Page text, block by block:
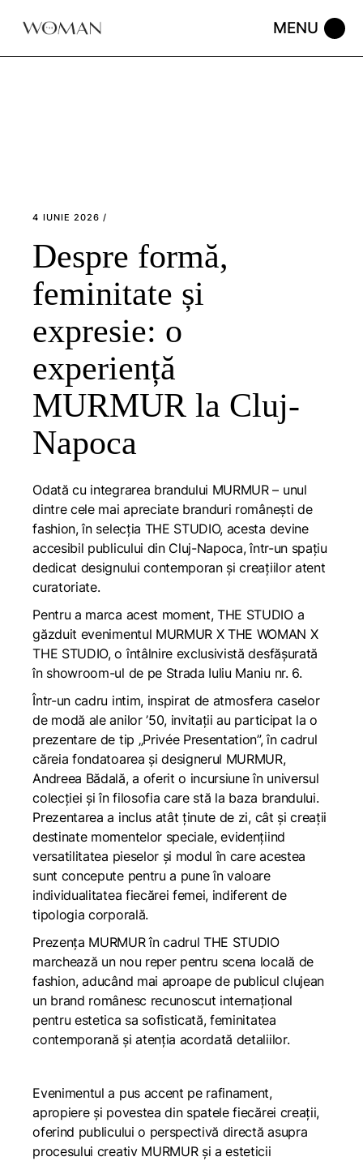
4 IUNIE 2026
Despre formă,
feminitate și
expresie: o
experiență
MURMUR la Cluj-
Napoca
Odată cu integrarea brandului MURMUR – unul
dintre cele mai apreciate branduri românești de
fashion, în selecția THE STUDIO, acesta devine
accesibil publicului din Cluj-Napoca, într-un spațiu
dedicat designului contemporan și creațiilor atent
curatoriate.
Pentru a marca acest moment, THE STUDIO a
găzduit evenimentul MURMUR X THE WOMAN X
THE STUDIO, o întâlnire exclusivistă desfășurată
în showroom-ul de pe Strada Iuliu Maniu nr. 6.
Într-un cadru intim, inspirat de atmosfera caselor
de modă ale anilor ’50, invitații au participat la o
prezentare de tip „Privée Presentation”, în cadrul
căreia fondatoarea și designerul MURMUR,
Andreea Bădală, a oferit o incursiune în universul
colecției și în filosofia care stă la baza brandului.
Prezentarea a inclus atât ținute de zi, cât și creații
destinate momentelor speciale, evidențiind
versatilitatea pieselor și modul în care acestea
sunt concepute pentru a pune în valoare
individualitatea fiecărei femei, indiferent de
tipologia corporală.
Prezența MURMUR în cadrul THE STUDIO
marchează un nou reper pentru scena locală de
fashion, aducând mai aproape de publicul clujean
un brand românesc recunoscut internațional
pentru estetica sa sofisticată, feminitatea
contemporană și atenția acordată detaliilor.
Evenimentul a pus accent pe rafinament,
apropiere și povestea din spatele fiecărei creații,
oferind publicului o perspectivă directă asupra
procesului creativ MURMUR și a esteticii